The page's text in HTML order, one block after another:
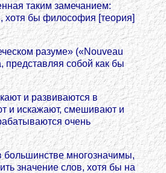
таким замечанием:
хотя бы философия [теория]
разуме» («Nouveau
представляя собой как бы
и развиваются в
и искажают, смешивают и
очень
большинстве многозначимы,
значение слов, хотя бы на